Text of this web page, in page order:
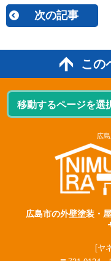
次の記事
この
広
広島市の外壁塗装・
[ヤ